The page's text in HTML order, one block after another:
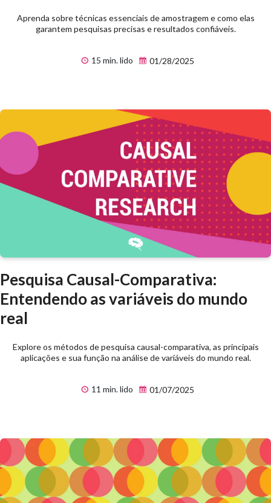
Aprenda sobre técnicas essenciais de amostragem e como elas
garantem pesquisas precisas e resultados confiáveis.
15 min. lido 01/28/2025
Pesquisa Causal-Comparativa:
Entendendo as variáveis do mundo
real
Explore os métodos de pesquisa causal-comparativa, as principais
aplicações e sua função na análise de variáveis do mundo real.
11 min. lido 01/07/2025